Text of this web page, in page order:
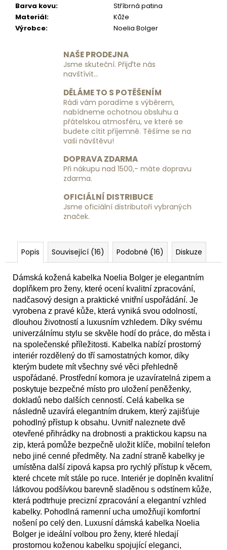
Barva kovu:
Stříbrná patina
Materiál:
Kůže
Výrobce: Noelia Bolger
NAŠE PRODEJNA
Jsme skuteční. Přijďte nás
navštívit...
DĚLÁME TO S POTĚŠENÍM
Rádi vám poradíme s výběrem,
nabídneme ochotnou obsluhu a
přátelskou atmosféru, ve které se
budete cítit příjemně. Těšíme se na
vaši návštěvu!
DOPRAVA ZDARMA
Při nákupu nad 1500,- máte dopravu
zdarma.
OFICIÁLNÍ DISTRIBUCE
Jsme oficiální distributoři vybraných
značek.
Popis Související (16) Podobné (16) Diskuze
Dámská kožená kabelka Noelia Bolger je elegantním
doplňkem pro ženy, které ocení kvalitní zpracování,
nadčasový design a praktické vnitřní uspořádání. Je
vyrobena z pravé kůže, která vyniká svou odolností,
dlouhou životností a luxusním vzhledem. Díky svému
univerzálnímu stylu se skvěle hodí do práce, do města i
na společenské příležitosti. Kabelka nabízí prostorný
interiér rozdělený do tří samostatných komor, díky
kterým budete mít všechny své věci přehledně
uspořádané. Prostřední komora je uzavíratelná zipem a
poskytuje bezpečné místo pro uložení peněženky,
dokladů nebo dalších cenností. Celá kabelka se
následně uzavírá elegantním drukem, který zajišťuje
pohodlný přístup k obsahu. Uvnitř naleznete dvě
otevřené přihrádky na drobnosti a praktickou kapsu na
zip, která pomůže bezpečně uložit klíče, mobilní telefon
nebo jiné cenné předměty. Na zadní straně kabelky je
umístěna další zipová kapsa pro rychlý přístup k věcem,
které chcete mít stále po ruce. Interiér je doplněn kvalitní
látkovou podšívkou barevně sladěnou s odstínem kůže,
která podtrhuje precizní zpracování a elegantní vzhled
kabelky. Pohodlná ramenní ucha umožňují komfortní
nošení po celý den. Luxusní dámská kabelka Noelia
Bolger je ideální volbou pro ženy, které hledají
prostornou koženou kabelku spojující eleganci,
CESTOVNÍ
KUFR